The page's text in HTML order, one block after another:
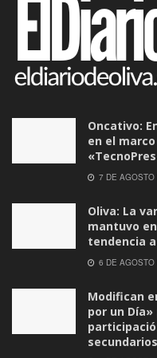
Oncativo:
en el
7 DE AGOSTO
Oliva: La
mantuvo
tendencia
6 DE AGOSTO
Modifican
por un
secundarios